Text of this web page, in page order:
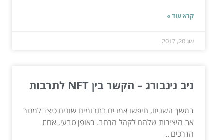
קרא עוד »
אוג 20, 2017
ניב נינבורג – הקשר בין NFT לתרבות
במשך השנים, חיפשו אמנים בתחומים שונים כיצד למכור
את היצירות שלהם לקהל הרחב. באופן טבעי, אחת
הדרכים...